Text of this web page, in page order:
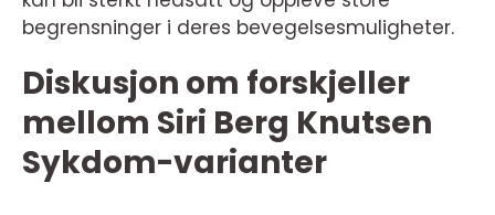
begrensninger i deres bevegelsesmuligheter.
Diskusjon om forskjeller
mellom Siri Berg Knutsen
Sykdom-varianter